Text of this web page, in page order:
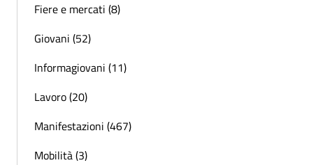
Fiere e mercati (8)
Giovani (52)
Informagiovani (11)
Lavoro (20)
Manifestazioni (467)
Mobilità (3)